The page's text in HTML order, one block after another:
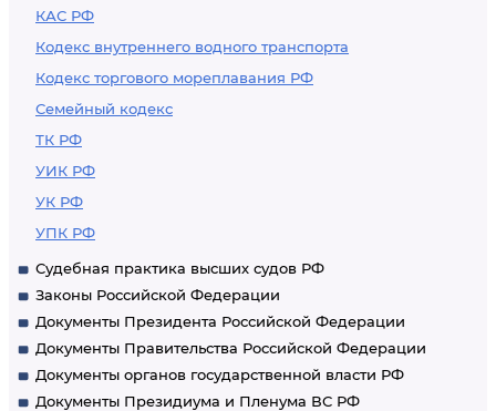
КАС РФ
Кодекс внутреннего водного транспорта
Кодекс торгового мореплавания РФ
Семейный кодекс
ТК РФ
УИК РФ
УК РФ
УПК РФ
Судебная практика высших судов РФ
Законы Российской Федерации
Документы Президента Российской Федерации
Документы Правительства Российской Федерации
Документы органов государственной власти РФ
Документы Президиума и Пленума ВС РФ